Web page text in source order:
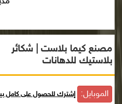
مصنع كيما بلاست | شكائر
بلاستيك للدهانات
الموبايل: إشترك للحصول على كامل